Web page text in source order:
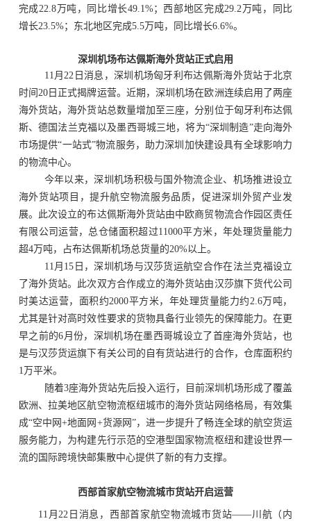
完成22.8万吨，同比增长49.1%；西部地区完成29.2万吨，同比
增长23.5%；东北地区完成5.5万吨，同比增长6.6%。
深圳机场布达佩斯海外货站正式启用
11月22日消息，深圳机场匈牙利布达佩斯海外货站于北京
时间20日正式揭牌运营。近期，深圳机场在欧洲连续启用了两座
海外货站，海外货站总数量增加至三座，分别位于匈牙利布达佩
斯、德国法兰克福以及墨西哥城三地，将为“深圳制造”走向海外
市场提供“一站式”物流服务，助力深圳加快建设具有全球影响力
的物流中心。
今年以来，深圳机场积极与国外物流企业、机场推进设立
海外货站项目，提升航空物流服务品质，促进深圳外贸产业发
展。此次设立的布达佩斯海外货站由中欧商贸物流合作园区责任
有限公司运营，总仓储面积超过11000平方米，年处理货量能力
超4万吨，占布达佩斯机场总货量的20%以上。
11月15日，深圳机场与汉莎货运航空合作在法兰克福设立
了海外货站。此次双方合作成立的海外货站由汉莎旗下货代公司
时美达运营，面积约2000平方米，年处理货量能力约2.6万吨，
尤其是针对高时效性要求的货物具备行业领先的保障能力。在更
早之前的6月份，深圳机场在墨西哥城设立了首座海外货站，也
是与汉莎货运旗下有关公司的自有货站进行的合作，仓库面积约
1万平米。
随着3座海外货站先后投入运行，目前深圳机场形成了覆盖
欧洲、拉美地区航空物流枢纽城市的海外货站网络格局，有效集
成“空中网+地面网+货源网”，进一步提升了畅连全球的航空货运
服务能力，为构建先行示范的空港型国家物流枢纽和建设世界一
流的国际跨境快邮集散中心提供了新的有力支撑。
西部首家航空物流城市货站开启运营
11月22日消息，西部首家航空物流城市货站——川航（内